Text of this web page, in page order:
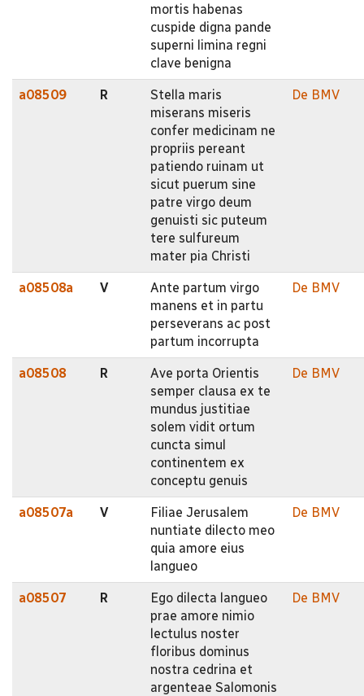
mortis habenas
cuspide digna pande
superni limina regni
clave benigna
a08509 R
Stella maris
miserans miseris
confer medicinam ne
propriis pereant
patiendo ruinam ut
sicut puerum sine
patre virgo deum
genuisti sic puteum
tere sulfureum
mater pia Christi
De BMV
a08508a V
Ante partum virgo
manens et in partu
perseverans ac post
partum incorrupta
De BMV
a08508 R
Ave porta Orientis
semper clausa ex te
mundus justitiae
solem vidit ortum
cuncta simul
continentem ex
conceptu genuis
De BMV
a08507a V
Filiae Jerusalem
nuntiate dilecto meo
quia amore eius
langueo
De BMV
a08507 R
Ego dilecta langueo
prae amore nimio
lectulus noster
floribus dominus
nostra cedrina et
argenteae Salomonis
De BMV